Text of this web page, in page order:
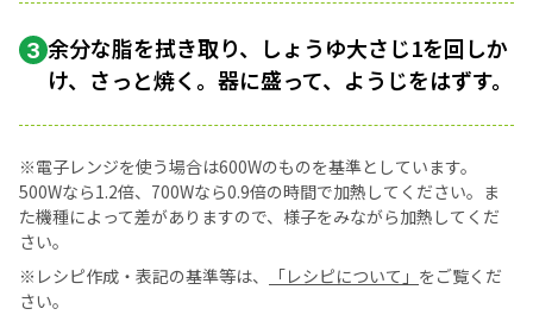
3 余分な脂を拭き取り、しょうゆ大さじ1を回しか
け、さっと焼く。器に盛って、ようじをはずす。
※電子レンジを使う場合は600Wのものを基準としています。
500Wなら1.2倍、700Wなら0.9倍の時間で加熱してください。ま
た機種によって差がありますので、様子をみながら加熱してくだ
さい。
※レシピ作成・表記の基準等は、
「レシピについて」 をご覧くだ
さい。